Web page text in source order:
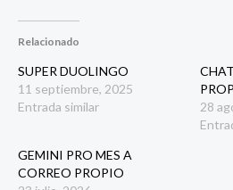
Relacionado
SUPER DUOLINGO
11 septiembre, 2025
Entrada similar
28
GEMINI PRO MES A
CORREO PROPIO